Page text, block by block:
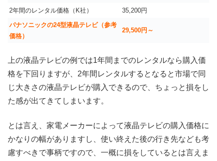
2年間のレンタル価格（K社）
35,200円
パナソニックの24型液晶テレビ（参考
価格）
29,500円～
上の液晶テレビの例では1年間までのレンタルなら購入価
格を下回りますが、2年間レンタルするとなると市場で同
じ大きさの液晶テレビが購入できるので、ちょっと損をし
た感が出てきてしまいます。
とは言え、家電メーカーによって液晶テレビの購入価格に
かなりの幅がありますし、使い終えた後の行き先なども考
慮すべきで事柄ですので、一概に損をしているとは言えま